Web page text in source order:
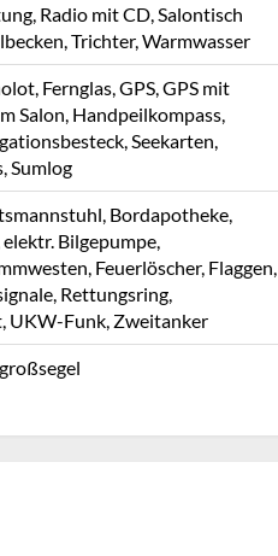
Radio mit CD, Salontisch
Trichter, Warmwasser
Fernglas, GPS, GPS mit
Salon, Handpeilkompass,
Seekarten,
Sumlog
Bordapotheke,
Bilgepumpe,
Feuerlöscher, Flaggen,
Rettungsring,
UKW-Funk, Zweitanker